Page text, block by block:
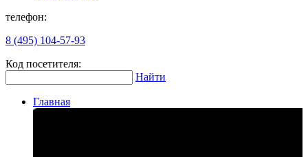
телефон:
8 (495) 104-57-93
Код посетителя:
Найти
Главная